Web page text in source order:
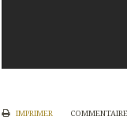
IMPRIMER COMMENTAIRE